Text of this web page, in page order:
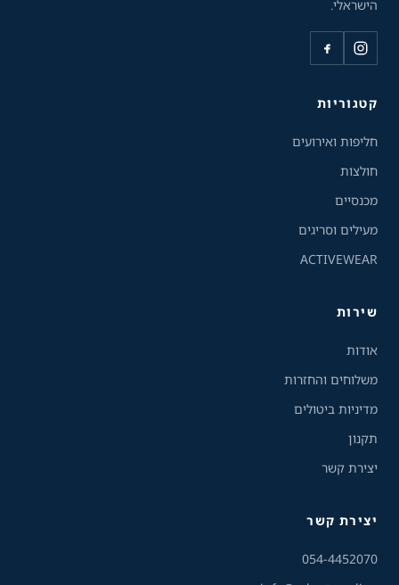
הישראלי.
קטגוריות
חליפות ואירועים
חולצות
מכנסיים
מעילים וסריגים
ACTIVEWEAR
שירות
אודות
משלוחים והחזרות
מדיניות ביטולים
תקנון
יצירת קשר
יצירת קשר
054-4452070
גודל טקסט
מצבי תצוגה